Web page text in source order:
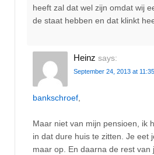
heeft zal dat wel zijn omdat wij
de staat hebben en dat klinkt
Heinz says:
September 24, 2013 at
bankschroef
Maar niet van mijn pensioen, ik
in dat dure huis te zitten. Je eet
maar op. En daarna de rest van